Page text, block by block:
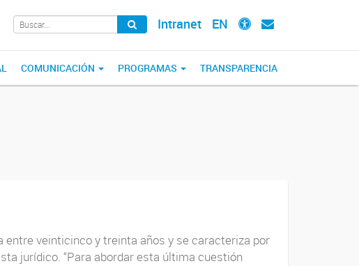
Intranet EN
COMUNICACIÓN PROGRAMAS TRANSPARENCIA
entre veinticinco y treinta años y se caracteriza por
jurídico. “Para abordar esta última cuestión